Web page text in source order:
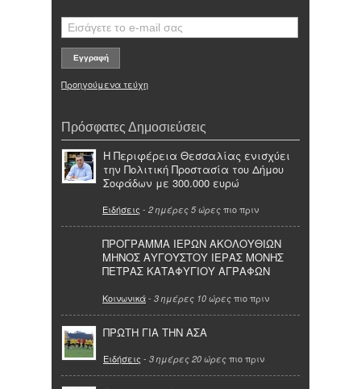
Προηγούμενα τεύχη
Πρόσφατες Δημοσιεύσεις
Η Περιφέρεια Θεσσαλίας ενισχύει
την Πολιτική Προστασία του Δήμου
Σοφάδων με 300.000 ευρώ
Ειδήσεις - 2 ημέρες 5 ώρες πιο πριν
ΠΡΟΓΡΑΜΜΑ ΙΕΡΩΝ ΑΚΟΛΟΥΘΙΩΝ
ΜΗΝΟΣ ΑΥΓΟΥΣΤΟΥ ΙΕΡΑΣ ΜΟΝΗΣ
ΠΕΤΡΑΣ ΚΑΤΑΦΥΓΙΟΥ ΑΓΡΑΦΩΝ
Κοινωνικά- 3 ημέρες 10 ώρες πιο πριν
ΠΡΩΤΗ ΓΙΑ ΤΗΝ ΑΣΑ
Ειδήσεις - 3 ημέρες 20 ώρες πιο πριν